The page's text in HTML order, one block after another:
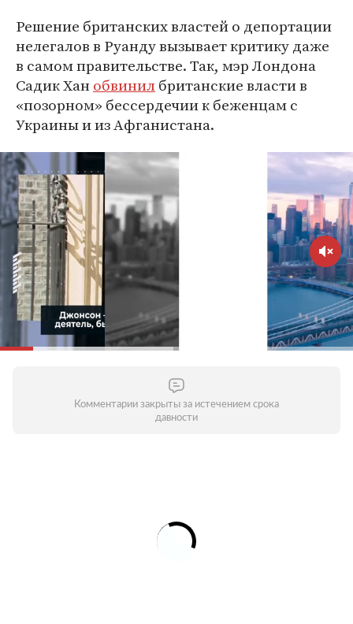
Решение британских властей о депортации
нелегалов в Руанду вызывает критику даже
в самом правительстве. Так, мэр Лондона
Садик Ханобвинилбританские власти в
«позорном» бессердечии к беженцам с
Украины и из Афганистана.
Комментарии закрыты за истечением срока
давности